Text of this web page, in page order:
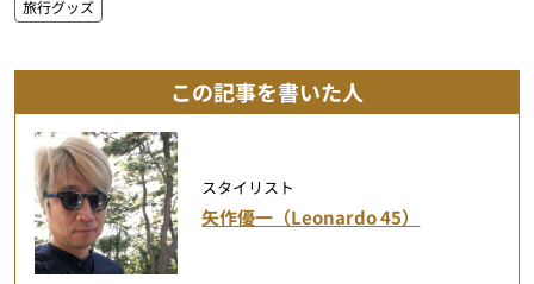
旅行グッズ
この記事を書いた人
スタイリスト
矢作優一（Leonardo 45）